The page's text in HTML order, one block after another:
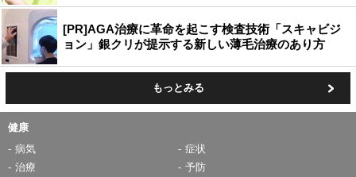
[PR]AGA治療に革命を起こす検査技術「スキャビジ
ョン」銀クリが提示する新しい薄毛治療のあり方
もっとみる
健康
病気
症状
治療
予防